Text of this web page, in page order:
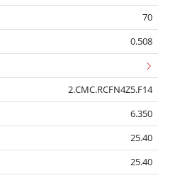
70
0.508
2.CMC.RCFN4Z5.F14
6.350
25.40
25.40